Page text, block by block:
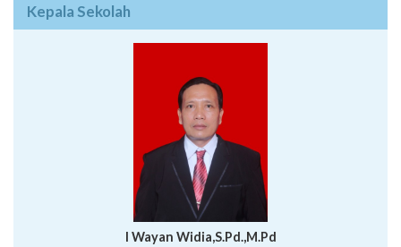
Kepala Sekolah
I Wayan Widia,S.Pd.,M.Pd